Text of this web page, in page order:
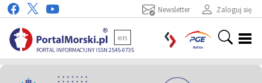
Zaloguj się
Newsletter
PORTAL INFORMACYJNY ISSN 2545-0735
en